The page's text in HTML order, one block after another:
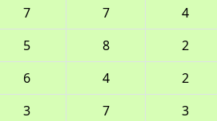
7 7 4
5 8 2
6 4 2
3 7 3